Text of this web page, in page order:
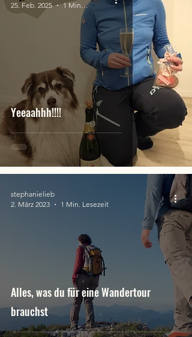
Yeeaahhh!!!!
25. Feb. 2025
1 Min. Lesezeit
Alles, was du für eine Wandertour
brauchst
stephanielieb
2. März 2023
1 Min. Lesezeit